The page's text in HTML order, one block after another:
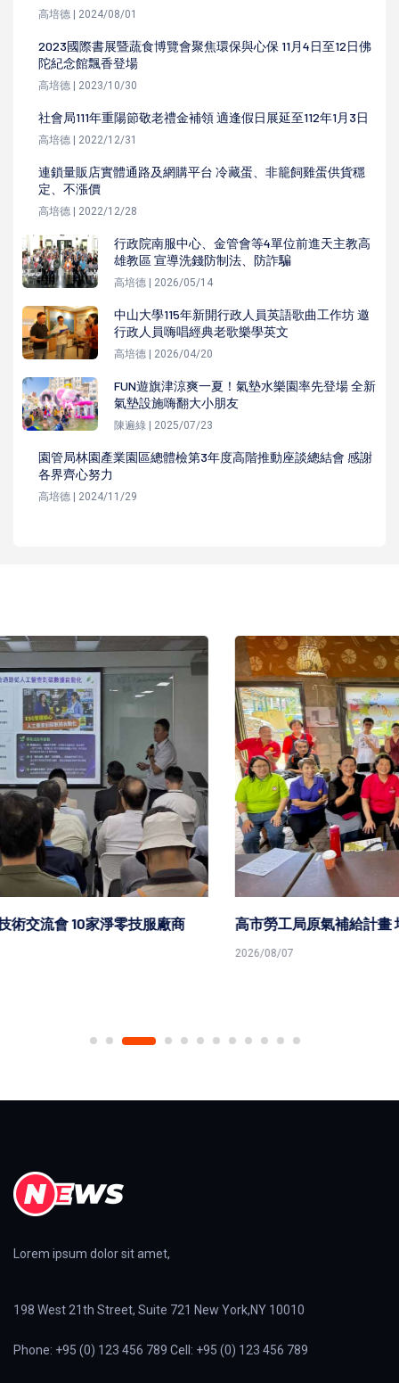
高培德 | 2024/08/01
2023國際書展暨蔬食博覽會聚焦環保與心保 11月4日至12日佛
陀紀念館飄香登場
高培德 | 2023/10/30
社會局111年重陽節敬老禮金補領 適逢假日展延至112年1月3日
高培德 | 2022/12/31
連鎖量販店實體通路及網購平台 冷藏蛋、非籠飼雞蛋供貨穩
定、不漲價
高培德 | 2022/12/28
行政院南服中心、金管會等4單位前進天主教高
雄教區 宣導洗錢防制法、防詐騙
高培德 | 2026/05/14
中山大學115年新開行政人員英語歌曲工作坊 邀
行政人員嗨唱經典老歌樂學英文
高培德 | 2026/04/20
FUN遊旗津涼爽一夏！氣墊水樂園率先登場 全新
氣墊設施嗨翻大小朋友
陳遍綠 | 2025/07/23
園管局林園產業園區總體檢第3年度高階推動座談總結會 感謝
各界齊心努力
高培德 | 2024/11/29
高市勞工局原氣補給計畫 培力促進原民就業
Lorem ipsum dolor sit amet,
198 West 21th Street, Suite 721 New York,NY 10010
Phone: +95 (0) 123 456 789 Cell: +95 (0) 123 456 789